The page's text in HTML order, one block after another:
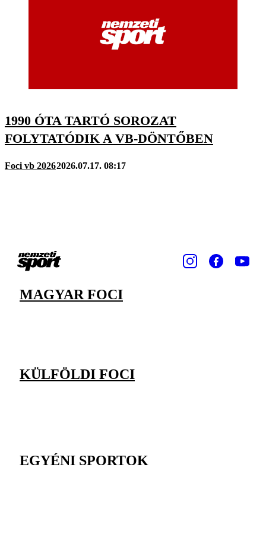
1990 ÓTA TARTÓ SOROZAT
FOLYTATÓDIK A VB-DÖNTŐBEN
Foci vb 20262026.07.17. 08:17
MAGYAR FOCI
KÜLFÖLDI FOCI
EGYÉNI SPORTOK